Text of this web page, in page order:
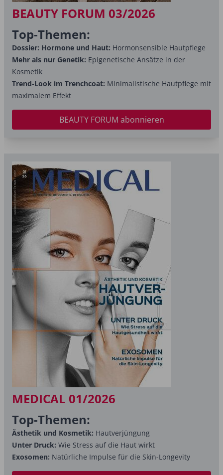
BEAUTY FORUM 03/2026
Top-Themen:
Dossier: Hormone und Haut: Hormonsensible Hautpflege
Mehr als nur Genetik: Epigenetische Ansätze in der
Kosmetik
Trend-Look im Trenchcoat: Minimalistische Hautpflege mit
maximalem Effekt
BEAUTY FORUM abonnieren
MEDICAL 01/2026
Top-Themen:
Ästhetik und Kosmetik: Hautverjüngung
Unter Druck: Wie Stress auf die Haut wirkt
Exosomen: Natürliche Impulse für die Skin-Longevity